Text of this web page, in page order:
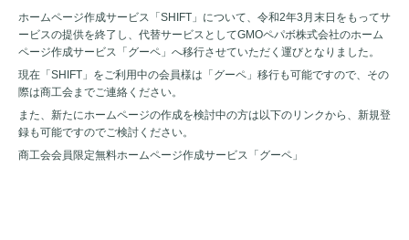
ホームページ作成サービス「SHIFT 」について、令和2年3 月末日をもってサ
ービスの提供を終了し、代替サービスとしてGMOペパボ株式会社のホーム
ページ作成サービス「グーペ」へ移行させていただく運びとなりました。
現在「SHIFT 」をご利用中の会員様は「グーペ」移行も可能ですので、その
際は商工会までご連絡ください。
また、新たにホームページの作成を検討中の方は以下のリンクから、新規登
録も可能ですのでご検討ください。
商工会会員限定無料ホームページ作成サービス「グーペ」